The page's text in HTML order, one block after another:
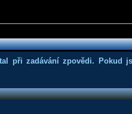
při zadávání zpovědi. Pokud